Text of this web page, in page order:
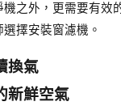
機之外，更需要有效
擇安裝窗濾機。
換氣
新鮮空氣